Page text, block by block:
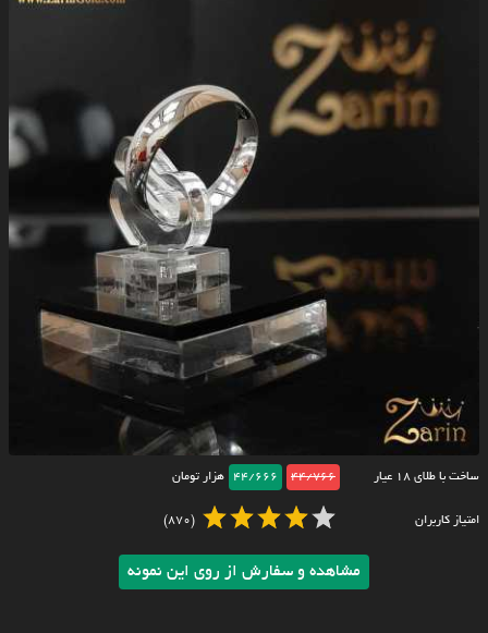
ساخت با طلای ۱۸ عیار 44/766
44/666 هزار تومان
امتیاز کاربران (870)
مشاهده و سفارش از روی این نمونه